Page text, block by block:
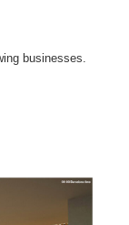
businesses.